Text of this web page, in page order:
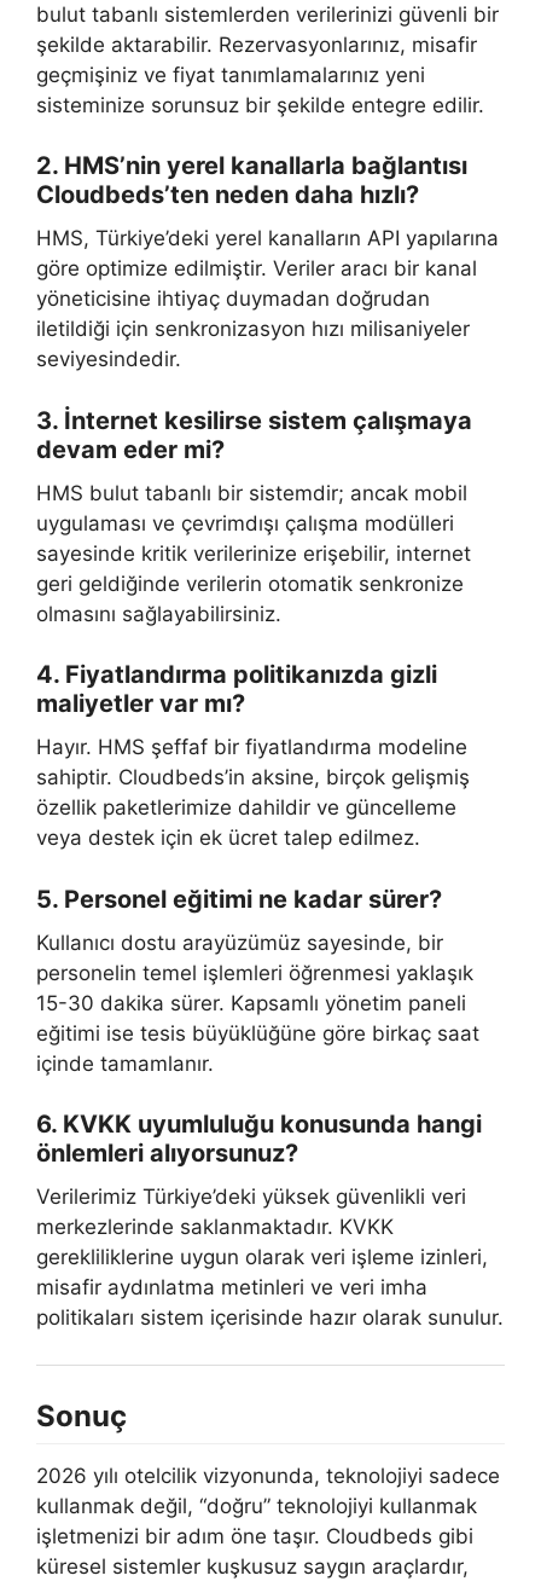
bulut tabanlı sistemlerden verilerinizi güvenli bir
şekilde aktarabilir. Rezervasyonlarınız, misafir
geçmişiniz ve fiyat tanımlamalarınız yeni
sisteminize sorunsuz bir şekilde entegre edilir.
2. HMS’nin yerel kanallarla bağlantısı
Cloudbeds’ten neden daha hızlı?
HMS, Türkiye’deki yerel kanalların API yapılarına
göre optimize edilmiştir. Veriler aracı bir kanal
yöneticisine ihtiyaç duymadan doğrudan
iletildiği için senkronizasyon hızı milisaniyeler
seviyesindedir.
3. İnternet kesilirse sistem çalışmaya
devam eder mi?
HMS bulut tabanlı bir sistemdir; ancak mobil
uygulaması ve çevrimdışı çalışma modülleri
sayesinde kritik verilerinize erişebilir, internet
geri geldiğinde verilerin otomatik senkronize
olmasını sağlayabilirsiniz.
4. Fiyatlandırma politikanızda gizli
maliyetler var mı?
Hayır. HMS şeffaf bir fiyatlandırma modeline
sahiptir. Cloudbeds’in aksine, birçok gelişmiş
özellik paketlerimize dahildir ve güncelleme
veya destek için ek ücret talep edilmez.
5. Personel eğitimi ne kadar sürer?
Kullanıcı dostu arayüzümüz sayesinde, bir
personelin temel işlemleri öğrenmesi yaklaşık
15-30 dakika sürer. Kapsamlı yönetim paneli
eğitimi ise tesis büyüklüğüne göre birkaç saat
içinde tamamlanır.
6. KVKK uyumluluğu konusunda hangi
önlemleri alıyorsunuz?
Verilerimiz Türkiye’deki yüksek güvenlikli veri
merkezlerinde saklanmaktadır. KVKK
gerekliliklerine uygun olarak veri işleme izinleri,
misafir aydınlatma metinleri ve veri imha
politikaları sistem içerisinde hazır olarak sunulur.
Sonuç
2026 yılı otelcilik vizyonunda, teknolojiyi sadece
kullanmak değil, “doğru” teknolojiyi kullanmak
işletmenizi bir adım öne taşır. Cloudbeds gibi
küresel sistemler kuşkusuz saygın araçlardır,